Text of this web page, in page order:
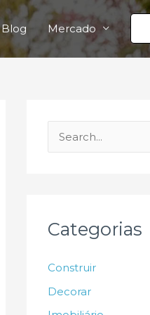
Blog Mercado
e
i
r
Categorias
Construir
Decorar